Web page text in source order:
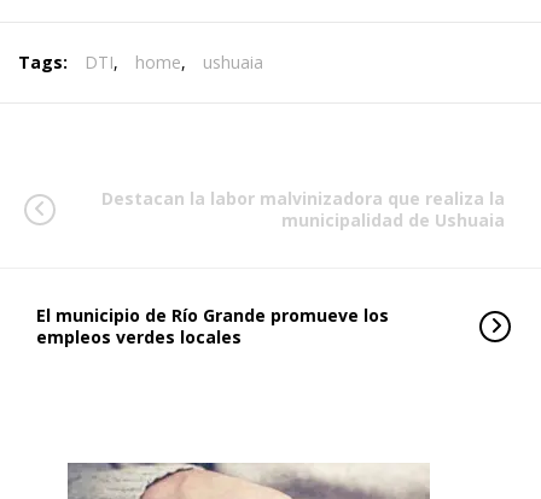
Tags: DTI, home, ushuaia
Destacan la labor malvinizadora que realiza la
municipalidad de Ushuaia
El municipio de Río Grande promueve los
empleos verdes locales